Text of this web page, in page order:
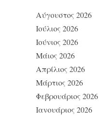
Αύγουστος 2026
Ιούλιος 2026
Ιούνιος 2026
Μάιος 2026
Απρίλιος 2026
Μάρτιος 2026
Φεβρουάριος 2026
Ιανουάριος 2026